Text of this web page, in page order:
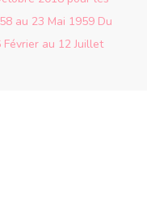
au 23 Mai 1959 Du
au 12 Juillet